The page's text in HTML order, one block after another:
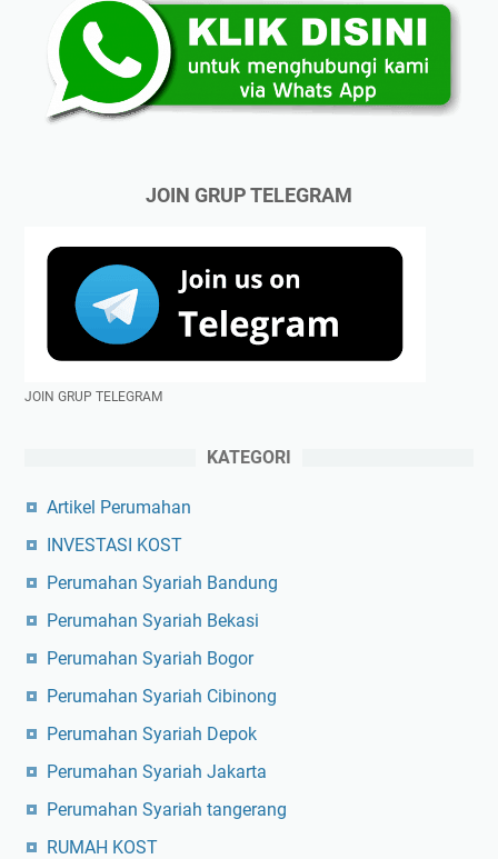
JOIN GRUP TELEGRAM
JOIN GRUP TELEGRAM
KATEGORI
Artikel Perumahan
INVESTASI KOST
Perumahan Syariah Bandung
Perumahan Syariah Bekasi
Perumahan Syariah Bogor
Perumahan Syariah Cibinong
Perumahan Syariah Depok
Perumahan Syariah Jakarta
Perumahan Syariah tangerang
RUMAH KOST